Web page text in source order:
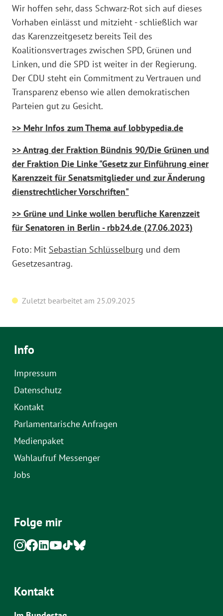
Wir hoffen sehr, dass Schwarz-Rot sich auf dieses
Vorhaben einlässt und mitzieht - schließlich war
das Karenzzeitgesetz bereits Teil des
Koalitionsvertrages zwischen SPD, Grünen und
Linken, und die SPD ist weiter in der Regierung.
Der CDU steht ein Commitment zu Vertrauen und
Transparenz ebenso wie allen demokratischen
Parteien gut zu Gesicht.
>> Mehr Infos zum Thema auf lobbypedia.de
>> Antrag der Fraktion Bündnis 90/Die Grünen und
der Fraktion Die Linke "Gesetz zur Einführung einer
Karenzzeit für Senatsmitglieder und zur Änderung
dienstrechtlicher Vorschriften"
>> Grüne und Linke wollen berufliche Karenzzeit
für Senatoren in Berlin - rbb24.de (27.06.2023)
Foto: Mit Sebastian Schlüsselburg und dem
Gesetzesantrag.
Zuletzt bearbeitet am 25.09.2025
Info
Impressum
Datenschutz
Kontakt
Parlamentarische Anfragen
Medienpaket
Wahlaufruf Messenger
Jobs
Folge mir
Kontakt